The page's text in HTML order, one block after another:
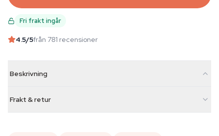
Fri frakt ingår
4.5/5från 781 recensioner
Beskrivning
Frakt & retur